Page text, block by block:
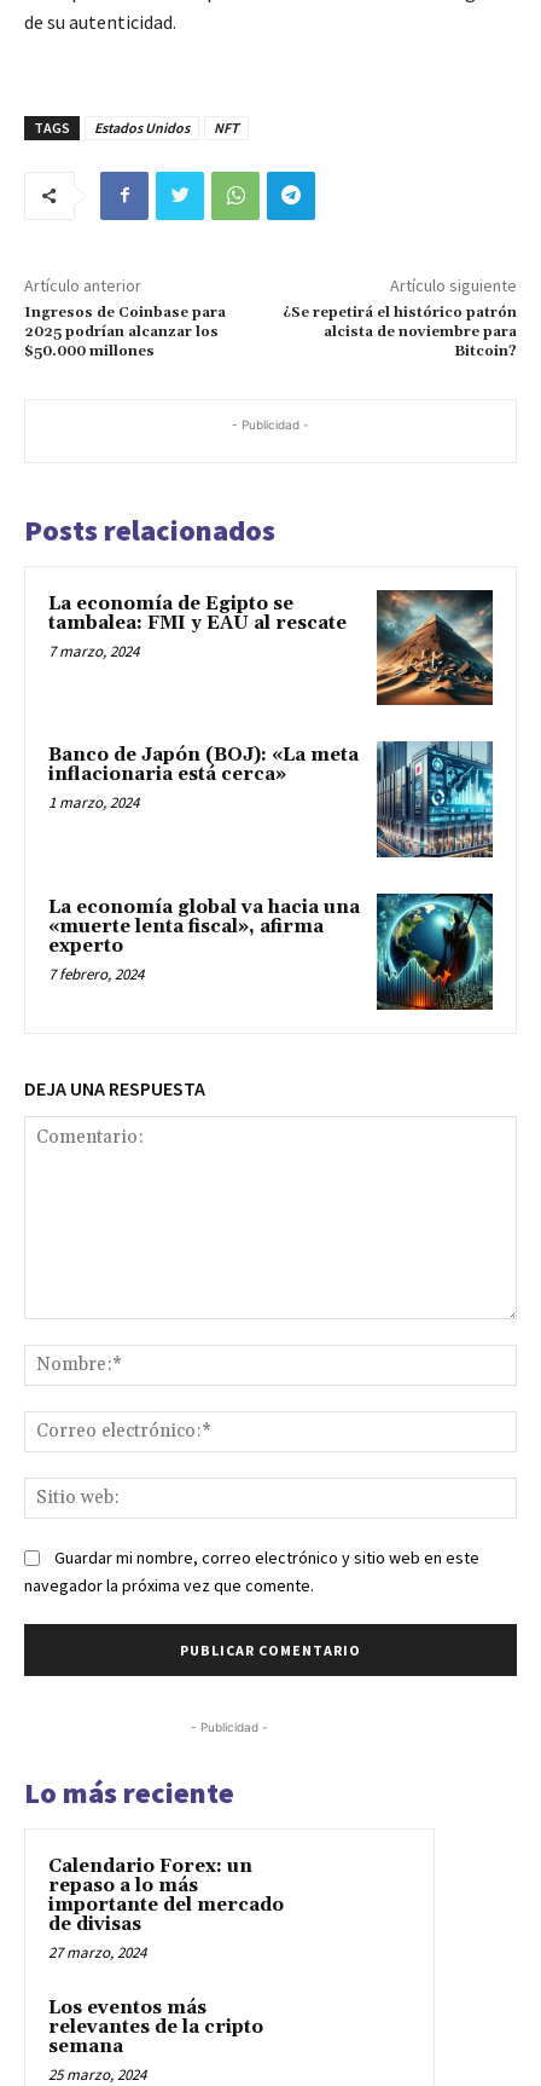
de su autenticidad.
TAGS Estados Unidos NFT
Artículo anterior
Ingresos de Coinbase para
2025 podrían alcanzar los
$50.000 millones
Artículo siguiente
¿Se repetirá el histórico patrón
alcista de noviembre para
Bitcoin?
- Publicidad -
Posts relacionados
La economía de Egipto se
tambalea: FMI y EAU al rescate
7 marzo, 2024
Banco de Japón (BOJ): «La meta
inflacionaria está cerca»
1 marzo, 2024
La economía global va hacia una
«muerte lenta fiscal», afirma
experto
7 febrero, 2024
DEJA UNA RESPUESTA
Guardar mi nombre, correo electrónico y sitio web en este
navegador la próxima vez que comente.
- Publicidad -
Lo más reciente
Calendario Forex: un
repaso a lo más
importante del mercado
de divisas
27 marzo, 2024
Los eventos más
relevantes de la cripto
semana
25 marzo, 2024